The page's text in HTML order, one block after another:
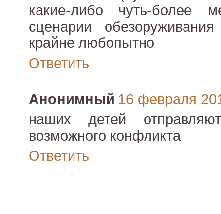
какие-либо чуть-более
сценарии
крайне любопытно
Ответить
Анонимный 16 февраля
наших детей
возможного конфликта
Ответить